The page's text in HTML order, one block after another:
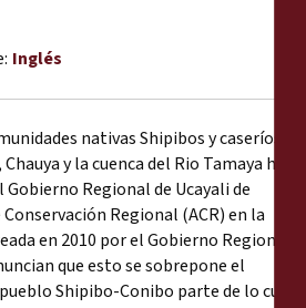
Inglés
nativas Shipibos y caseríos
y la cuenca del Rio Tamaya han
Regional de Ucayali de
Regional (ACR) en la
en 2010 por el Gobierno Regional
que esto se sobrepone el
Shipibo-Conibo parte de lo cual